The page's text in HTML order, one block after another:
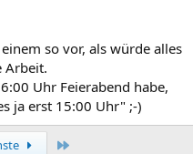
so vor, als würde alles
Arbeit.
Uhr Feierabend habe,
ja erst 15:00 Uhr" ;-)